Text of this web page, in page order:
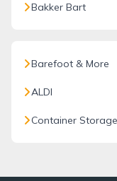
Bakker Bart
Barefoot & More
ALDI
Container